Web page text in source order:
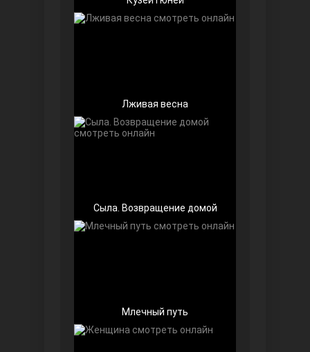
Беззащитные
Лживая весна
Сыла. Возвращение домой
Млечный путь